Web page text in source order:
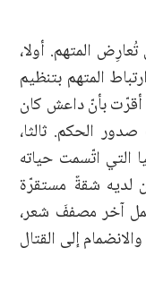
المتهم. أولا،
المتهم بتنظيم
أقرّت بأنّ داعش كان
الحكم. ثالثا،
التي اتّسمت حياته
لديه شقةٌ مستقرّة
آخر مصففَ شعر،
إلى القتال